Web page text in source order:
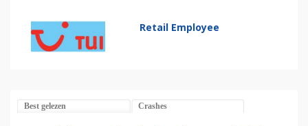
Retail Employee
Best gelezen Crashes